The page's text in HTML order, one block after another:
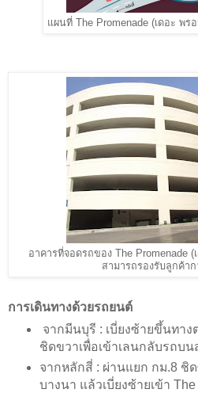
แผนที่ The Promenade (เดอะ พ
อาคารที่จอดรถของ The Promenade
สามารถรองรับลูกค้า
การเดินทางด้วยรถยนต์
จากมีนบุรี : เบี่ยงซ้ายขึ้นทา
ชิดขวาเพื่อเข้าเลนกลับรถบ
จากหลักสี่ : ผ่านแยก กม.8 ชิ
บางนา แล้วเบี่ยงซ้ายเข้า The